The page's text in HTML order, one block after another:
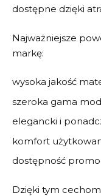
dostępne dzięki
Najważniejsze
markę:
wysoka jakość
szeroka gama
elegancki i
komfort
dostępność
Dzięki tym cechom